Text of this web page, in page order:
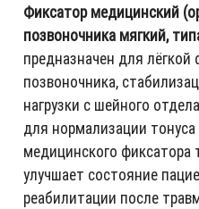
Фиксатор медицинский
позвоночника мягкий,
предназначен для
позвоночника,
нагрузки с шейного
для нормализации
медицинского фиксатора
улучшает состояние
реабилитации после